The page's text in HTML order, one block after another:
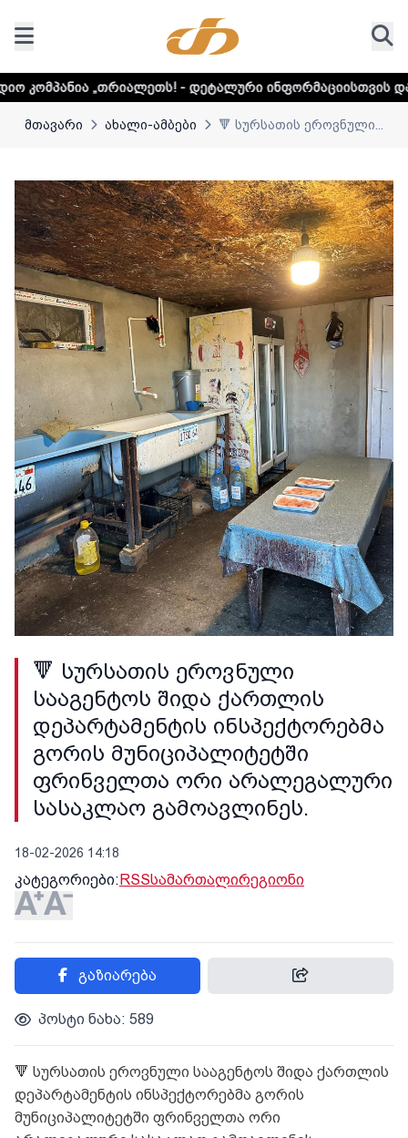
- დეტალური ინფორმაციისთვის დააკლიკეთ ლინკს
მთავარი ახალი-ამბები 🔻 სურსათის ეროვნული...
🔻 სურსათის ეროვნული
სააგენტოს შიდა ქართლის
დეპარტამენტის ინსპექტორებმა
გორის მუნიციპალიტეტში
ფრინველთა ორი არალეგალური
სასაკლაო გამოავლინეს.
18-02-2026 14:18
კატეგორიები:RSSსამართალირეგიონი
გაზიარება
პოსტი ნახა: 589
🔻 სურსათის ეროვნული სააგენტოს შიდა ქართლის
დეპარტამენტის ინსპექტორებმა გორის
მუნიციპალიტეტში ფრინველთა ორი